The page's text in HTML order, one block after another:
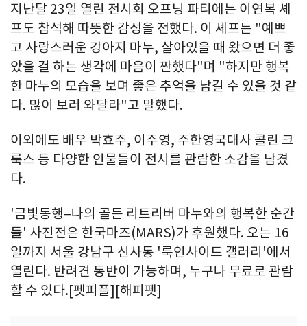
지난달 23일 열린 전시회 오프닝 파티에는 이연복 셰
프도 참석해 따뜻한 감성을 전했다. 이 셰프는 "예쁘
고 사랑스러운 강아지 마누, 살아있을 때 왔으면 더 좋
았을 걸 하는 생각에 마음이 짠했다"며 "하지만 행복
한 마누의 모습을 보며 좋은 추억을 남길 수 있을 것 같
다. 많이 보러 와달라"고 말했다.
이외에도 배우 박효주, 이주영, 주한영국대사 콜린 크
룩스 등 다양한 인물들이 전시를 관람한 소감을 남겼
다.
'금빛동행–나의 골든 리트리버 마누와의 행복한 순간
들' 사진전은 한국마즈(MARS)가 후원했다. 오는 16
일까지 서울 강남구 신사동 '룩인사이드 갤러리'에서
열린다. 반려견 동반이 가능하며, 누구나 무료로 관람
할 수 있다.[펫피플][해피펫]